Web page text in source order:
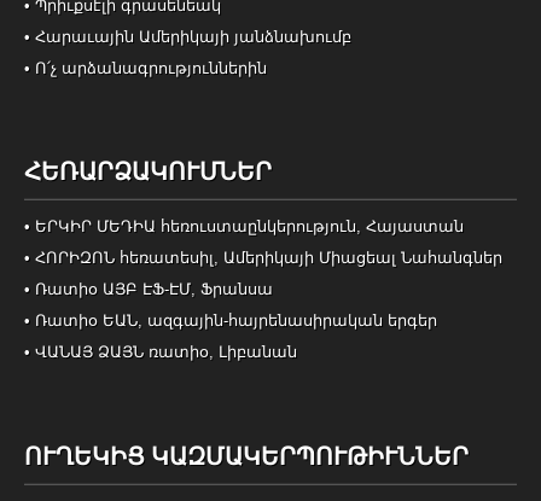
• Պրիւքսէլի գրասենեակ
• Հարաւային Ամերիկայի յանձնախումբ
• Ո՛չ արձանագրություններին
ՀԵՌԱՐՁԱԿՈՒՄՆԵՐ
• ԵՐԿԻՐ ՄԵԴԻԱ հեռուստաընկերություն, Հայաստան
• ՀՈՐԻԶՈՆ հեռատեսիլ, Ամերիկայի Միացեալ Նահանգներ
• Ռատիօ ԱՅԲ ԷՖ-ԷՄ, Ֆրանսա
• Ռատիօ ԵԱՆ, ազգային-հայրենասիրական երգեր
• ՎԱՆԱՅ ՁԱՅՆ ռատիօ, Լիբանան
ՈՒՂԵԿԻՑ ԿԱԶՄԱԿԵՐՊՈՒԹԻՒՆՆԵՐ